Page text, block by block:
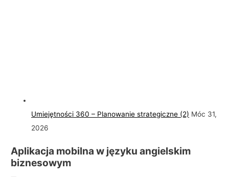
Umiejętności 360 – Planowanie strategiczne (2) Móc 31,
2026
Aplikacja mobilna w języku angielskim
biznesowym